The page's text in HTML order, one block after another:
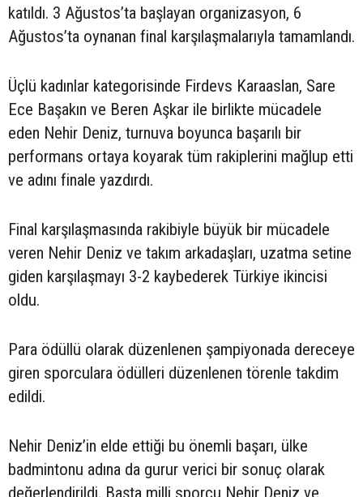
katıldı. 3 Ağustos’ta başlayan organizasyon, 6
Ağustos’ta oynanan final karşılaşmalarıyla tamamlandı.
Üçlü kadınlar kategorisinde Firdevs Karaaslan, Sare
Ece Başakın ve Beren Aşkar ile birlikte mücadele
eden Nehir Deniz, turnuva boyunca başarılı bir
performans ortaya koyarak tüm rakiplerini mağlup etti
ve adını finale yazdırdı.
Final karşılaşmasında rakibiyle büyük bir mücadele
veren Nehir Deniz ve takım arkadaşları, uzatma setine
giden karşılaşmayı 3-2 kaybederek Türkiye ikincisi
oldu.
Para ödüllü olarak düzenlenen şampiyonada dereceye
giren sporculara ödülleri düzenlenen törenle takdim
edildi.
Nehir Deniz’in elde ettiği bu önemli başarı, ülke
badmintonu adına da gurur verici bir sonuç olarak
değerlendirildi. Başta milli sporcu Nehir Deniz ve